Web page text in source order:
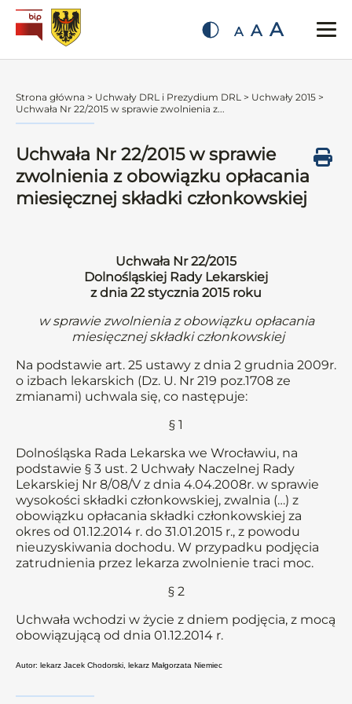
A A A
Strona główna > Uchwały DRL i Prezydium DRL > Uchwały 2015 >
Uchwała Nr 22/2015 w sprawie zwolnienia z...
Uchwała Nr 22/2015 w sprawie
zwolnienia z obowiązku opłacania
miesięcznej składki członkowskiej
Uchwała Nr 22/2015
Dolnośląskiej Rady Lekarskiej
z dnia 22 stycznia 2015 roku
w sprawie zwolnienia z obowiązku opłacania
miesięcznej składki członkowskiej
Na podstawie art. 25 ustawy z dnia 2 grudnia 2009r.
o izbach lekarskich (Dz. U. Nr 219 poz.1708 ze
zmianami) uchwala się, co następuje:
§ 1
Dolnośląska Rada Lekarska we Wrocławiu, na
podstawie § 3 ust. 2 Uchwały Naczelnej Rady
Lekarskiej Nr 8/08/V z dnia 4.04.2008r. w sprawie
wysokości składki członkowskiej, zwalnia (…) z
obowiązku opłacania składki członkowskiej za
okres od 01.12.2014 r. do 31.01.2015 r., z powodu
nieuzyskiwania dochodu. W przypadku podjęcia
zatrudnienia przez lekarza zwolnienie traci moc.
§ 2
Uchwała wchodzi w życie z dniem podjęcia, z mocą
obowiązującą od dnia 01.12.2014 r.
Autor: lekarz Jacek Chodorski, lekarz Małgorzata Niemiec